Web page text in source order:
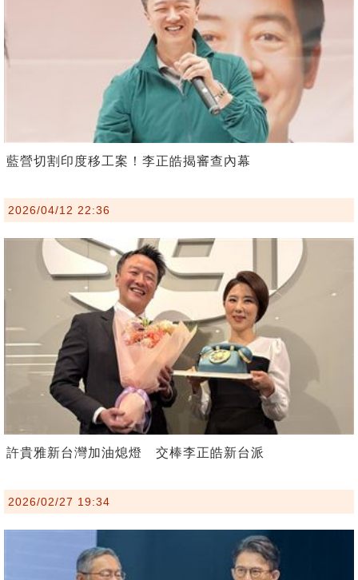
藍營切割印度移工案！李正皓揭審查內幕
2026/04/12 22:36
許貴雅新台灣加油熄燈 交棒李正皓新台派
2026/02/27 19:34